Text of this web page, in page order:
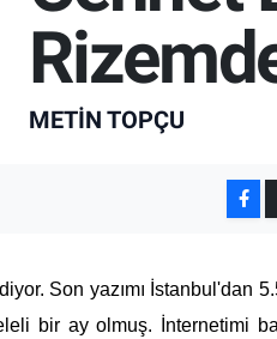
METIN TOPÇU
Son yazımı İstanbul'dan
bir ay olmuş. İnternetimi